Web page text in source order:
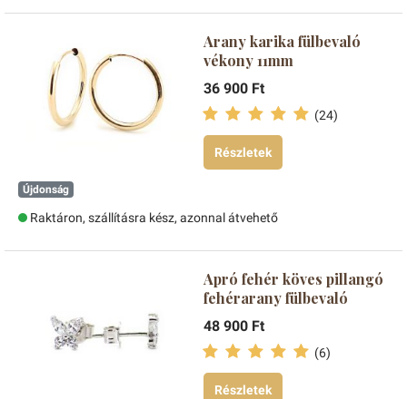
Arany karika fülbevaló
vékony 11mm
36 900 Ft
(24)
Részletek
Újdonság
Raktáron, szállításra kész, azonnal átvehető
Apró fehér köves pillangó
fehérarany fülbevaló
48 900 Ft
(6)
Részletek